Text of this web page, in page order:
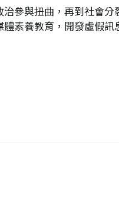
參與扭曲，再到社會
素養教育，開發虛假